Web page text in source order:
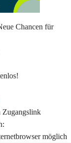
Chancen für
Zugangslink
möglich